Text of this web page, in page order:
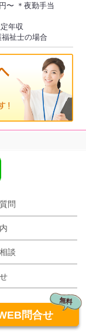
〜 ＊夜勤手当
年収
福祉士の場合
問
談
無料
問合せ